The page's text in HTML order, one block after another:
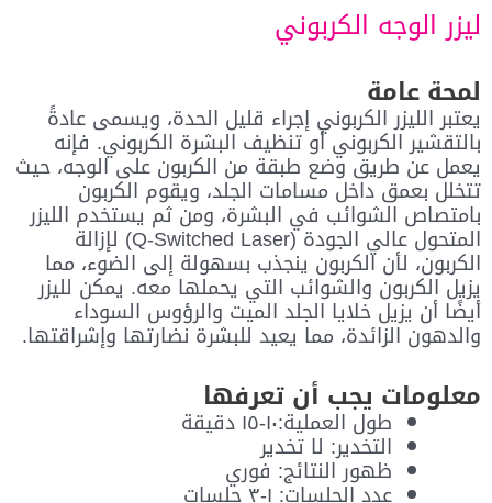
ليزر الوجه الكربوني
لمحة عامة
يعتبر الليزر الكربوني إجراء قليل الحدة، ويسمى عادةً
بالتقشير الكربوني أو تنظيف البشرة الكربوني. فإنه
يعمل عن طريق وضع طبقة من الكربون على الوجه، حيث
تتخلل بعمق داخل مسامات الجلد، ويقوم الكربون
بامتصاص الشوائب في البشرة، ومن ثم يستخدم الليزر
المتحول عالي الجودة (Q-Switched Laser) لإزالة
الكربون، لأن الكربون ينجذب بسهولة إلى الضوء، مما
يزيل الكربون والشوائب التي يحملها معه. يمكن لليزر
أيضًا أن يزيل خلايا الجلد الميت والرؤوس السوداء
والدهون الزائدة، مما يعيد للبشرة نضارتها وإشراقتها.
معلومات يجب أن تعرفها
طول العملية:١٠-١٥ دقيقة
التخدير: لا تخدير
ظهور النتائج: فوري
عدد الجلسات: ١-٣ جلسات